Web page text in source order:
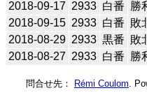
2018-09-17 2933 白番 勝
2018-09-15 2933 白番 敗
2018-08-29 2933 黒番 敗
2018-08-27 2933 白番 勝
問合せ先： Rémi Coulom .